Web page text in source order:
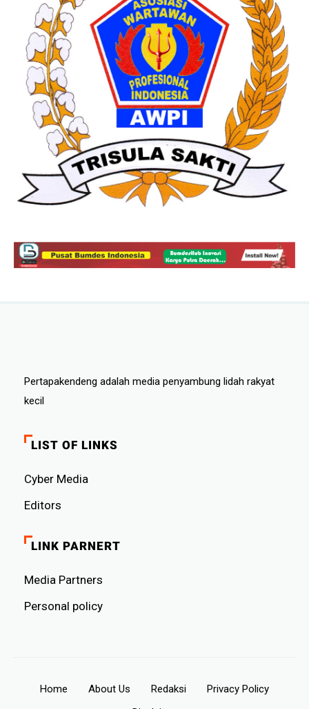
Pertapakendeng adalah media penyambung lidah rakyat
kecil
LIST OF LINKS
Cyber ​​Media
Editors
LINK PARNERT
Media Partners
Personal policy
Home About Us Redaksi
Privacy Policy